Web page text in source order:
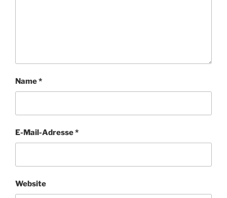
Name*
E-Mail-Adresse*
Website